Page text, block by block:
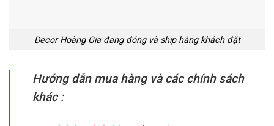
Decor Hoàng Gia đang đóng và ship hàng khách đặt
Hướng dẫn mua hàng và các chính sách
khác :